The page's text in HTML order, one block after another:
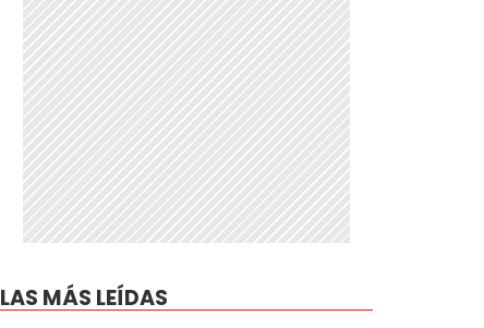
LAS MÁS LEÍDAS